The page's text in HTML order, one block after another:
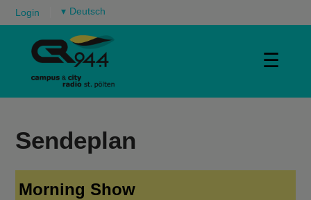
Login ▾
☰
Sendeplan
Morning Show